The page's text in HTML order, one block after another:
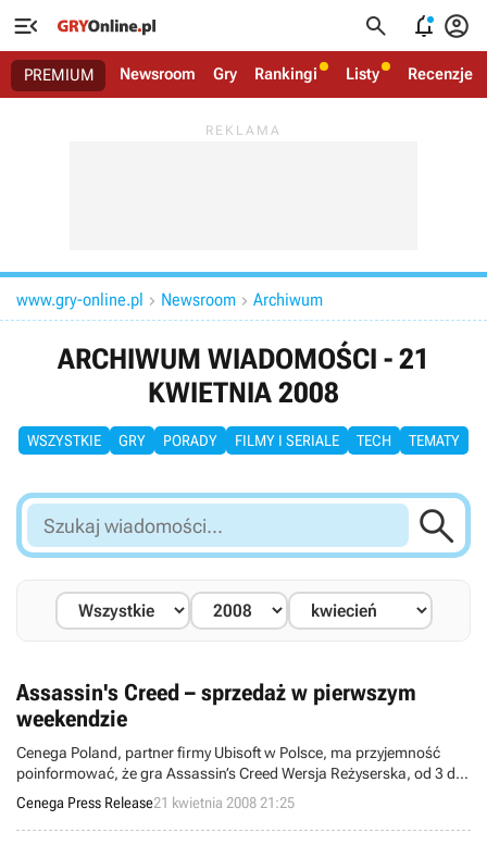
   
PREMIUM Newsroom Gry Rankingi Listy Recenzje
www.gry-online.pl  Newsroom  Archiwum
ARCHIWUM WIADOMOŚCI - 21
KWIETNIA 2008
WSZYSTKIE GRY PORADY FILMY I SERIALE TECH TEMATY
Szukaj
wiadomości...

Assassin's Creed – sprzedaż w pierwszym
weekendzie
Cenega Poland, partner firmy Ubisoft w Polsce, ma przyjemność
poinformować, że gra Assassin’s Creed Wersja Reżyserska, od 3 dni
jest dostępna na naszym rynku. Po pierwszym weekendzie
poszczycić się może największą sprzedażą wśród gier
komputerowych ostatnich miesięcy. Od samego początku sprzedaż
Cenega Press Release21 kwietnia 2008 21:25